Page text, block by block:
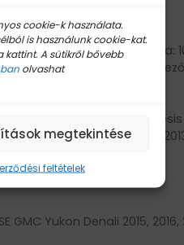
cookie-k használata.
is használunk cookie-kat.
kattint. A sütikről bővebb
olvashat
megtekintése
feltételek
alkatrész számok: Tesla:
Buick: 9065255 A
2015, 2016 Hyundai
2017 Jaguar XF XFR 2012,
SE GMC Yukon Denali 2015,